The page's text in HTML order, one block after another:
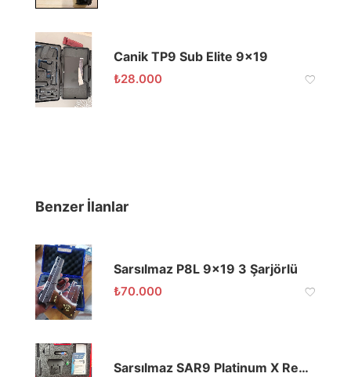
Canik TP9 Sub Elite 9×19
₺28.000
Benzer İlanlar
Sarsılmaz P8L 9×19 3 Şarjörlü
₺70.000
Sarsılmaz SAR9 Platinum X Red-Dot + Fener